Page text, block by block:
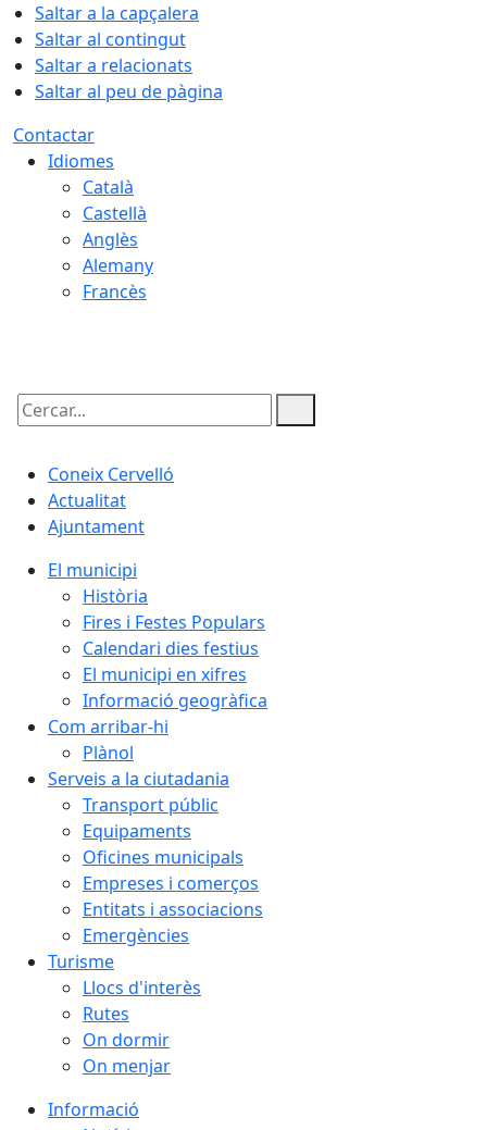
Saltar a la capçalera
Saltar al contingut
Saltar a relacionats
Saltar al peu de pàgina
Contactar
Idiomes
Català
Castellà
Anglès
Alemany
Francès
Cercar:
Coneix Cervelló
Actualitat
Ajuntament
El municipi
Història
Fires i Festes Populars
Calendari dies festius
El municipi en xifres
Informació geogràfica
Com arribar-hi
Plànol
Serveis a la ciutadania
Transport públic
Equipaments
Oficines municipals
Empreses i comerços
Entitats i associacions
Emergències
Turisme
Llocs d'interès
Rutes
On dormir
On menjar
Informació